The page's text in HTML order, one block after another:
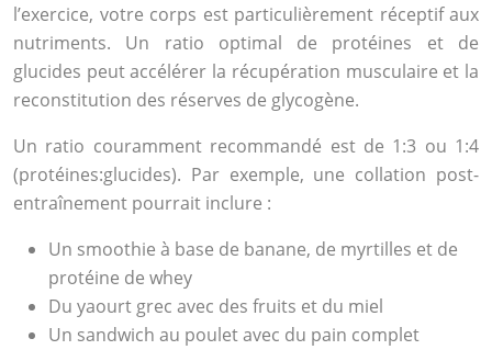
l’exercice, votre corps est particulièrement réceptif aux
nutriments. Un ratio optimal de protéines et de
glucides peut accélérer la récupération musculaire et la
reconstitution des réserves de glycogène.
Un ratio couramment recommandé est de 1:3 ou 1:4
(protéines:glucides). Par exemple, une collation post-
entraînement pourrait inclure :
Un smoothie à base de banane, de myrtilles et de
protéine de whey
Du yaourt grec avec des fruits et du miel
Un sandwich au poulet avec du pain complet